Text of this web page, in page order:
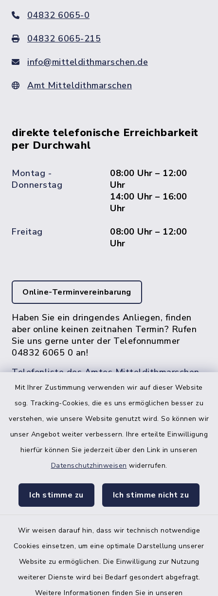
Mit Ihrer Zustimmung verwenden wir auf dieser Website
sog. Tracking-Cookies, die es uns ermöglichen besser zu
verstehen, wie unsere Website genutzt wird. So können wir
unser Angebot weiter verbessern. Ihre erteilte Einwilligung
hierfür können Sie jederzeit über den Link in unseren
Datenschutzhinweisen widerrufen.
Ich stimme zu Ich stimme nicht zu
Wir weisen darauf hin, dass wir technisch notwendige
Cookies einsetzen, um eine optimale Darstellung unserer
Website zu ermöglichen. Die Einwilligung zur Nutzung
weiterer Dienste wird bei Bedarf gesondert abgefragt.
Weitere Informationen finden Sie in unseren
04832 6065-0
04832 6065-215
info@mitteldithmarschen.de
Amt Mitteldithmarschen
direkte telefonische Erreichbarkeit
per Durchwahl
Montag -
Donnerstag
08:00 Uhr – 12:00
Uhr
14:00 Uhr – 16:00
Uhr
Freitag
08:00 Uhr – 12:00
Uhr
Online-Terminvereinbarung
Haben Sie ein dringendes Anliegen, finden
aber online keinen zeitnahen Termin? Rufen
Sie uns gerne unter der Telefonnummer
04832 6065 0 an!
Telefonliste des Amtes Mitteldithmarschen
facebook
Bankverbindung der Amtskasse